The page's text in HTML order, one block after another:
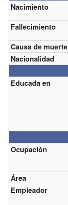
Nacimiento
Fallecimiento
Causa de muerte
Nacionalidad
Educada en
Ocupación
Área
Empleador